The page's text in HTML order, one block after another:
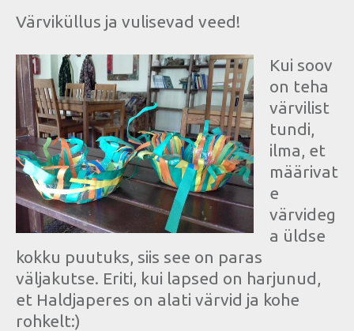
Värviküllus ja vulisevad veed!
Kui soov
on teha
värvilist
tundi,
ilma, et
määrivat
e
värvideg
a üldse
kokku puutuks, siis see on paras
väljakutse. Eriti, kui lapsed on harjunud,
et Haldjaperes on alati värvid ja kohe
rohkelt:)